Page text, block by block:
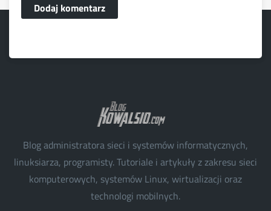
Dodaj komentarz
Blog administratora sieci i systemów informatycznych,
linuksiarza, programisty. Tutoriale i artykuły z zakresu sieci
komputerowych, systemów Linux, wirtualizacji oraz
technologi mobilnych.